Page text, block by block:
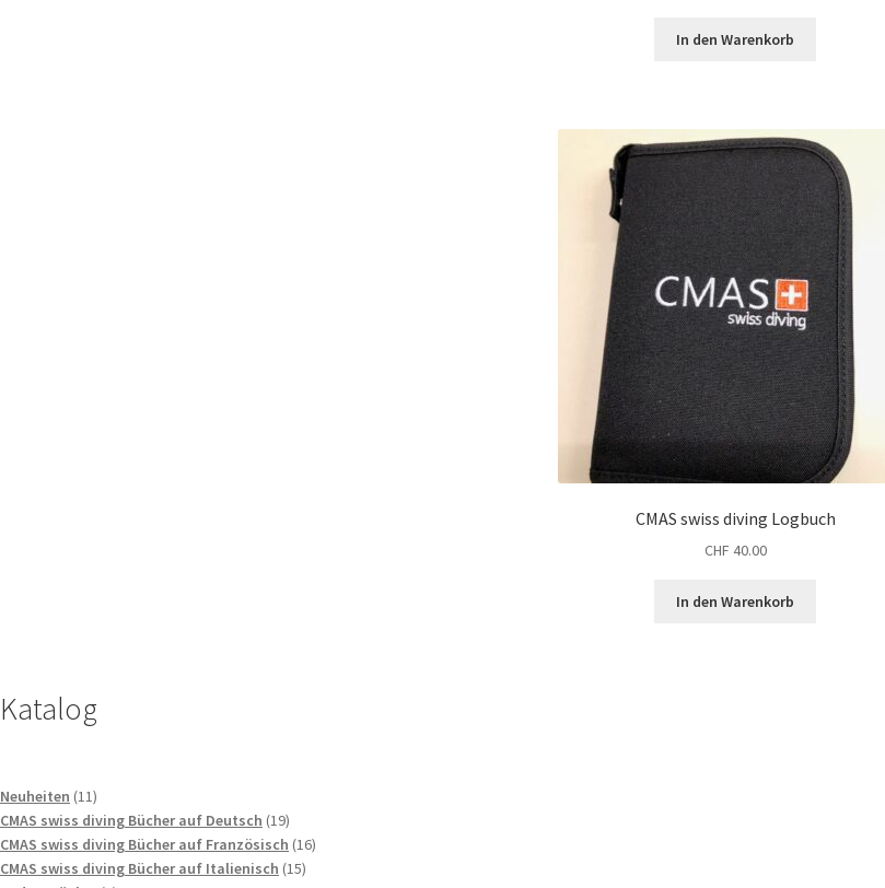
war:
In den Warenkorb
CMAS swiss diving Logbuch
CHF 40.00
In den Warenkorb
Katalog
Neuheiten 1111
Produkte
CMAS swiss diving Bücher auf Deutsch 1919
Produkte
CMAS swiss diving Bücher auf Französisch 1616
CMAS swiss diving Bücher auf Italienisch 1515